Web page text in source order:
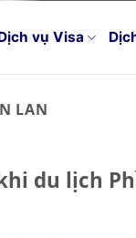
vụ Visa
LAN
du lịch